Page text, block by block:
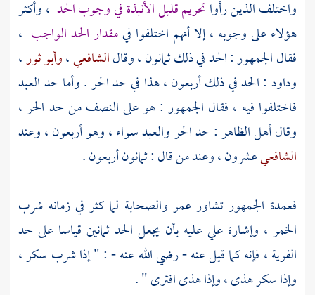
واختلف الذين رأواتحريم قليل الأنبذة في وجوب الحد ، وأكثر
هؤلاء على وجوبه ، إلا أنهم اختلفوا فيمقدار الحد الواجب ،
فقال الجمهور : الحد في ذلك ثمانون ، وقالالشافعي،وأبو ثور،
وداود : الحد في ذلك أربعون ، هذا في حد الحر . وأما حد العبد
فاختلفوا فيه ، فقال الجمهور : هو على النصف من حد الحر ،
وقال أهل الظاهر : حد الحر والعبد سواء ، وهو أربعون ، وعند
الشافعيعشرون ، وعند من قال : ثمانون أربعون .
فعمدة الجمهور تشاورعمر والصحابة لما كثر في زمانه شرب
الخمر ، وإشارةعليعليه بأن يجعل الحد ثمانين قياسا على حد
الفرية ، فإنه كما قيل عنه - رضي الله عنه - : " إذا شرب سكر ،
وإذا سكر هذى ، وإذا هذى افترى " .